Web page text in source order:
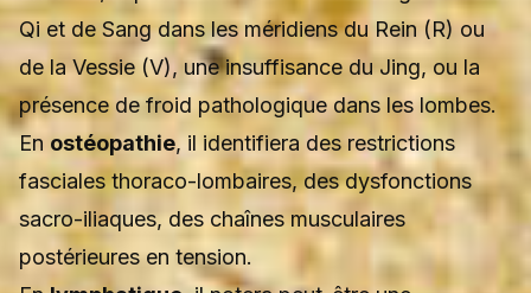
Qi et de Sang dans les méridiens du Rein (R) ou
de la Vessie (V), une insuffisance du Jing, ou la
présence de froid pathologique dans les lombes.
En ostéopathie, il identifiera des restrictions
fasciales thoraco-lombaires, des dysfonctions
sacro-iliaques, des chaînes musculaires
postérieures en tension.